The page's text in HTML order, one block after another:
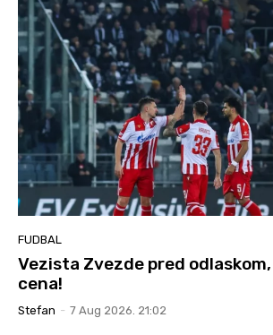
FUDBAL
Vezista Zvezde pred
cena!
Stefan - 7 Aug 2026. 21:02